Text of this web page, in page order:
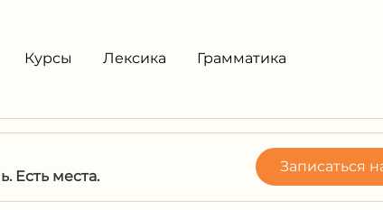
Курсы Лексика Грамматика
Есть места.
Записаться